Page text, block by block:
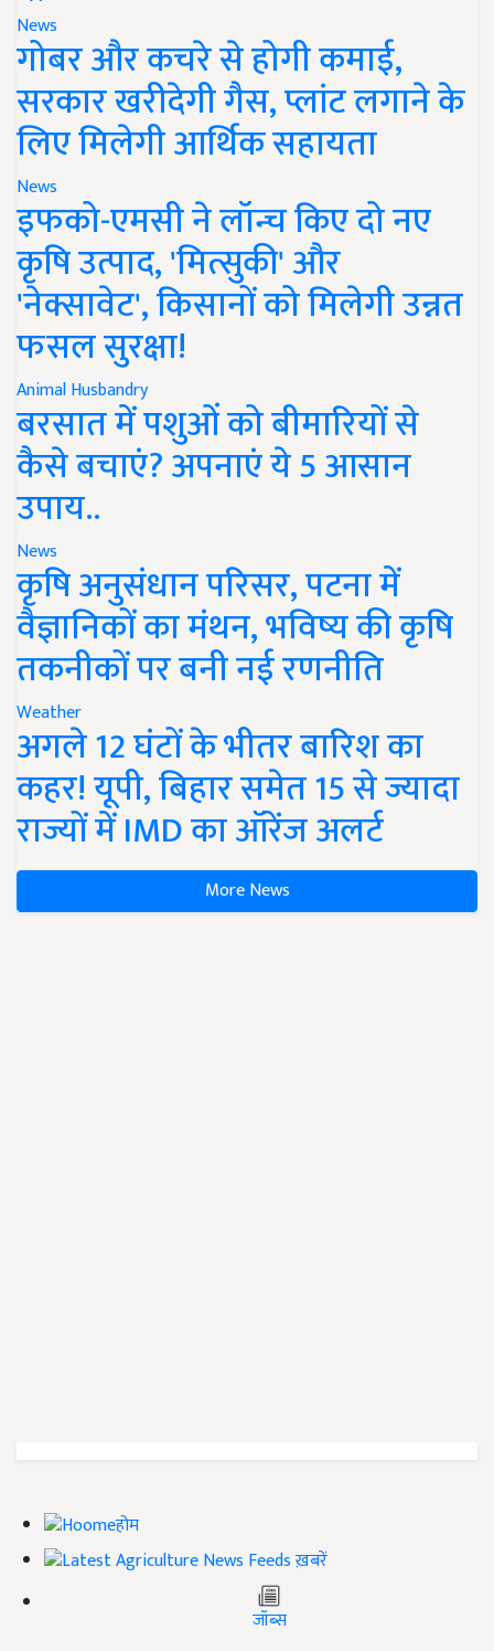
News
गोबर और कचरे से होगी कमाई,
सरकार खरीदेगी गैस, प्लांट लगाने के
लिए मिलेगी आर्थिक सहायता
News
इफको-एमसी ने लॉन्च किए दो नए
कृषि उत्पाद, 'मित्सुकी' और
'नेक्सावेट', किसानों को मिलेगी उन्नत
फसल सुरक्षा!
Animal Husbandry
बरसात में पशुओं को बीमारियों से
कैसे बचाएं? अपनाएं ये 5 आसान
उपाय..
News
कृषि अनुसंधान परिसर, पटना में
वैज्ञानिकों का मंथन, भविष्य की कृषि
तकनीकों पर बनी नई रणनीति
Weather
अगले 12 घंटों के भीतर बारिश का
कहर! यूपी, बिहार समेत 15 से ज्यादा
राज्यों में IMD का ऑरेंज अलर्ट
More News
होम
ख़बरें
जॉब्स